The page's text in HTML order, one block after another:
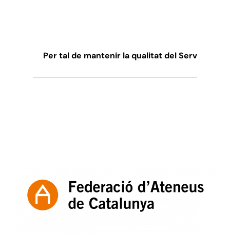
Per tal de mantenir la qualitat del Servei de